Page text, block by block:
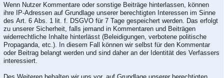
Wenn Nutzer Kommentare oder sonstige Beiträge hinterlassen, können
ihre IP-Adressen auf Grundlage unserer berechtigten Interessen im Sinne
des Art. 6 Abs. 1 lit. f. DSGVO für 7 Tage gespeichert werden. Das erfolgt
zu unserer Sicherheit, falls jemand in Kommentaren und Beiträgen
widerrechtliche Inhalte hinterlässt (Beleidigungen, verbotene politische
Propaganda, etc.). In diesem Fall können wir selbst für den Kommentar
oder Beitrag belangt werden und sind daher an der Identität des Verfassers
interessiert.